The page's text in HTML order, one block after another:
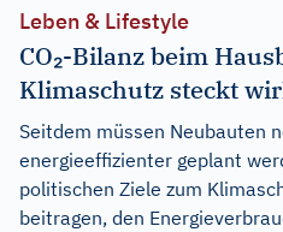
Leben & Lifestyle
CO₂-Bilanz beim
Klimaschutz steckt
Seitdem müssen Neubauten
energieeffizienter geplant
politischen Ziele zum
beitragen, den